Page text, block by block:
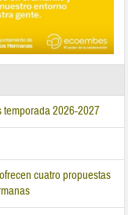
2026-2027
cuatro propuestas